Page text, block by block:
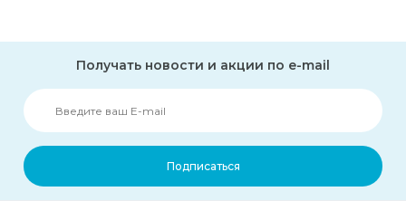
Получать новости и акции по e-mail
Подписаться